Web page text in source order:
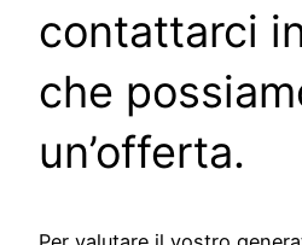
contattarci
che
un’offerta.